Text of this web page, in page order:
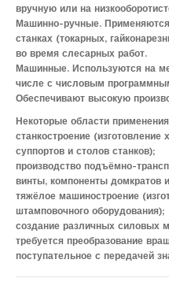
вручную или на
Машинно-ручные.
станках (токарных,
во время слесарных работ.
Машинные. Используются на
числе с числовым
Обеспечивают высокую
Некоторые области
станкостроение
суппортов и столов станков);
производство подъёмно-
винты, компоненты домкратов
тяжёлое машиностроение
штамповочного оборудования);
создание различных силовых
требуется преобразование
поступательное с передачей